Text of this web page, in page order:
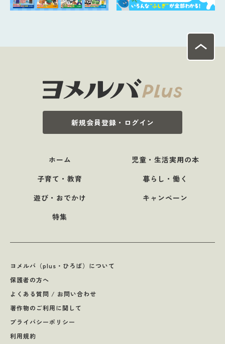
新規会員登録・ログイン
ホーム
児童・生活実用の本
子育て・教育
暮らし・働く
遊び・おでかけ
キャンペーン
特集
ヨメルバ（plus・ひろば）について
保護者の方へ
よくある質問 / お問い合わせ
著作物のご利用に関して
プライバシーポリシー
利用規約